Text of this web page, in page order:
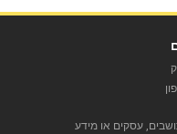
עסקים או מידע